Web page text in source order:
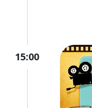
15:00